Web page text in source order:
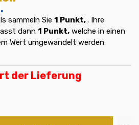
sammeln Sie 1 Punkt,. Ihre
dann 1 Punkt, welche in einen
Wert umgewandelt werden
der Lieferung